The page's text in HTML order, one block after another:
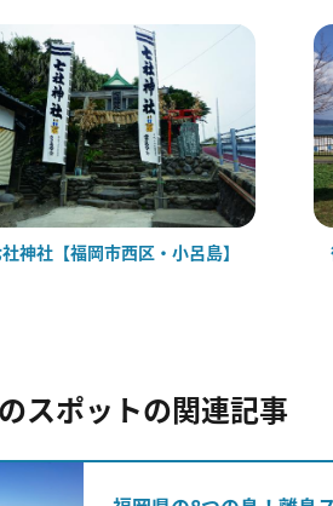
神社【福岡市西区・小呂島】
スポットの関連記事